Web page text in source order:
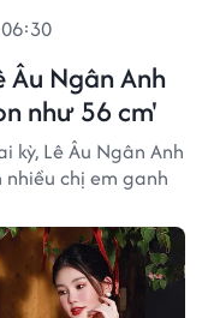
Ngân Anh
như 56 cm'
Lê Âu Ngân Anh
chị em ganh